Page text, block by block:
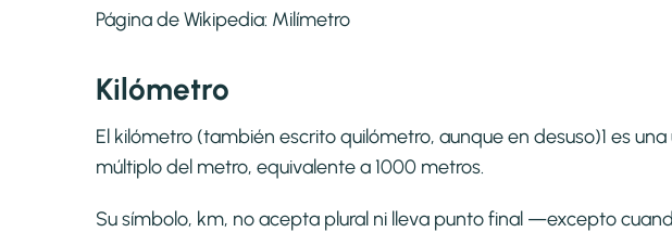
Página de Wikipedia: Milímetro
Kilómetro
El kilómetro (también escrito quilómetro, aunque en desuso)1​ es
múltiplo del metro, equivalente a 1000 metros.
Su símbolo, km, no acepta plural ni lleva punto final —excepto